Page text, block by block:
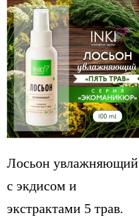
Лосьон увлажняющий
с экдисом и
экстрактами 5 трав.